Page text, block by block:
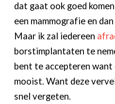
dat gaat ook goed
een mammografie en
Maar ik zal iedereen
borstimplantaten te
bent te accepteren want
mooist. Want deze
snel vergeten.